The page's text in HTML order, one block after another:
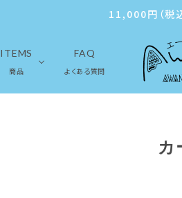
11,000円（税
ITEMS
商品
FAQ
よくある質問
カ